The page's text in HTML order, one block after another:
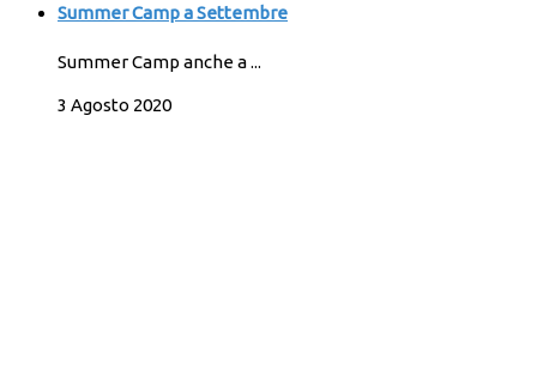
Summer Camp a Settembre
Summer Camp anche a ...
3 Agosto 2020